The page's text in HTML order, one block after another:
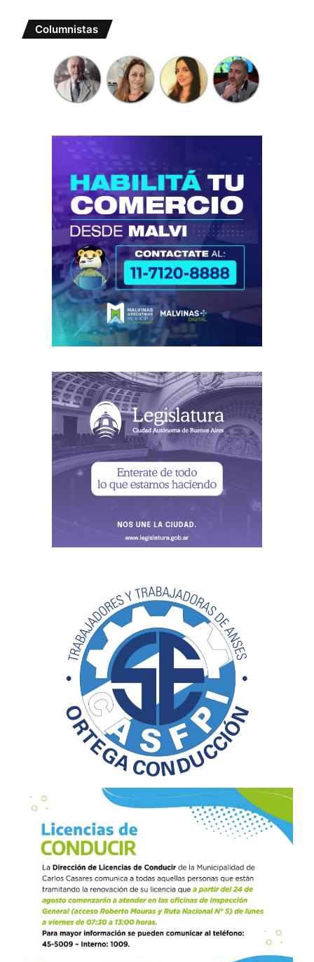
Columnistas